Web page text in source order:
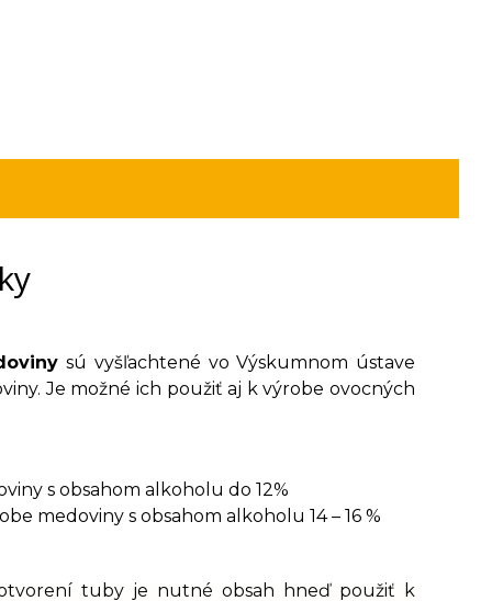
sú vyšľachtené vo Výskumnom ústave
Je možné ich použiť aj k výrobe ovocných
s obsahom alkoholu do 12%
medoviny s obsahom alkoholu 14 – 16 %
tuby je nutné obsah hneď použiť k